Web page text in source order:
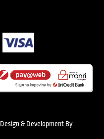
Design & Development By